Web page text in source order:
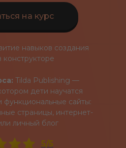
5/5
на курс
Tilda Publishing —
дети научатся
функциональные сайты:
страницы, интернет-
личный блог
навыков создания
конструкторе